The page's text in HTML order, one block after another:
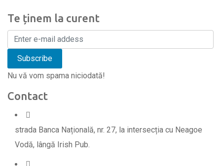
Te ținem la curent
Nu vă vom spama niciodată!
Contact
strada Banca Națională, nr. 27, la intersecția cu Neagoe
Vodă, lângă Irish Pub.